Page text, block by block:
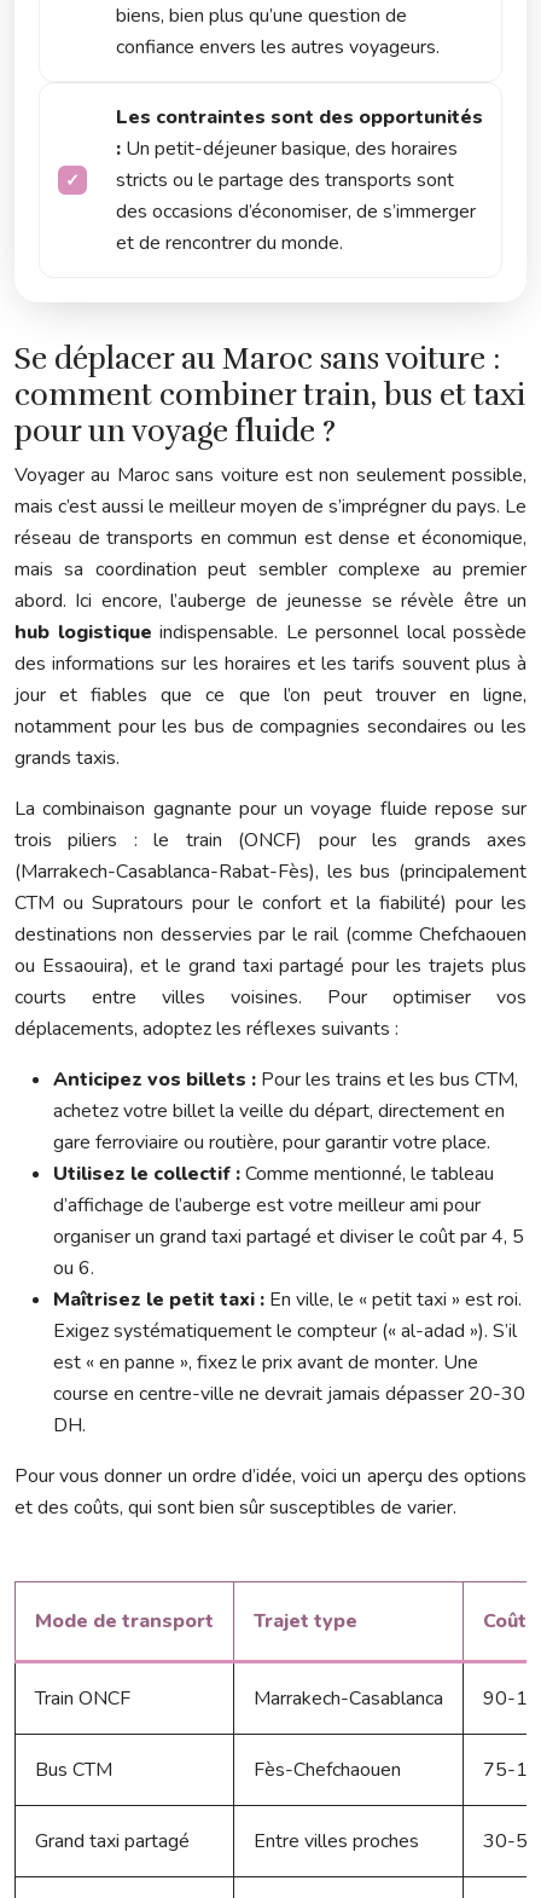
biens, bien plus qu’une question de
confiance envers les autres voyageurs.
Les contraintes sont des opportunités
: Un petit-déjeuner basique, des horaires
stricts ou le partage des transports sont
des occasions d’économiser, de s’immerger
et de rencontrer du monde.
Se déplacer au Maroc sans voiture :
comment combiner train, bus et taxi
pour un voyage fluide ?
Voyager au Maroc sans voiture est non seulement possible,
mais c’est aussi le meilleur moyen de s’imprégner du pays. Le
réseau de transports en commun est dense et économique,
mais sa coordination peut sembler complexe au premier
abord. Ici encore, l’auberge de jeunesse se révèle être un
hub logistique indispensable. Le personnel local possède
des informations sur les horaires et les tarifs souvent plus à
jour et fiables que ce que l’on peut trouver en ligne,
notamment pour les bus de compagnies secondaires ou les
grands taxis.
La combinaison gagnante pour un voyage fluide repose sur
trois piliers : le train (ONCF) pour les grands axes
(Marrakech-Casablanca-Rabat-Fès), les bus (principalement
CTM ou Supratours pour le confort et la fiabilité) pour les
destinations non desservies par le rail (comme Chefchaouen
ou Essaouira), et le grand taxi partagé pour les trajets plus
courts entre villes voisines. Pour optimiser vos
déplacements, adoptez les réflexes suivants :
Anticipez vos billets : Pour les trains et les bus CTM,
achetez votre billet la veille du départ, directement en
gare ferroviaire ou routière, pour garantir votre place.
Utilisez le collectif :Comme mentionné, le tableau
d’affichage de l’auberge est votre meilleur ami pour
organiser un grand taxi partagé et diviser le coût par 4, 5
ou 6.
Maîtrisez le petit taxi : En ville, le « petit taxi » est roi.
Exigez systématiquement le compteur (« al-adad »). S’il
est « en panne », fixez le prix avant de monter. Une
course en centre-ville ne devrait jamais dépasser 20-30
DH.
Pour vous donner un ordre d’idée, voici un aperçu des options
et des coûts, qui sont bien sûr susceptibles de varier.
Mode de transport Trajet type Coût
Train ONCF Marrakech-Casablanca 90-
Bus CTM Fès-Chefchaouen 75-
Grand taxi partagé Entre villes proches 30-50